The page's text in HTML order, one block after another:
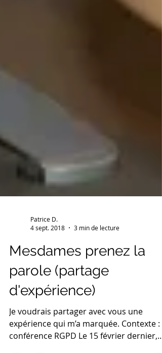
Patrice D.
4 sept. 2018
3 min de lecture
Mesdames prenez la
parole (partage
d'expérience)